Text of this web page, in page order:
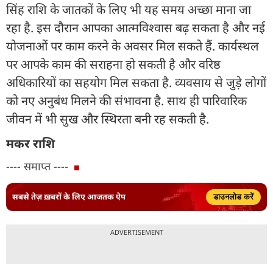
सिंह राशि के जातकों के लिए भी यह समय अच्छा माना जा
रहा है. इस दौरान आपका आत्मविश्वास बढ़ सकता है और नई
योजनाओं पर काम करने के अवसर मिल सकते हैं. कार्यस्थल
पर आपके काम की सराहना हो सकती है और वरिष्ठ
अधिकारियों का सहयोग मिल सकता है. व्यवसाय से जुड़े लोगों
को नए अनुबंध मिलने की संभावना है. साथ ही पारिवारिक
जीवन में भी सुख और स्थिरता बनी रह सकती है.
मकर राशि
---- समाप्त ----
सबसे तेज़ ख़बरों के लिए आजतक ऐप डाउनलोड करें
ADVERTISEMENT